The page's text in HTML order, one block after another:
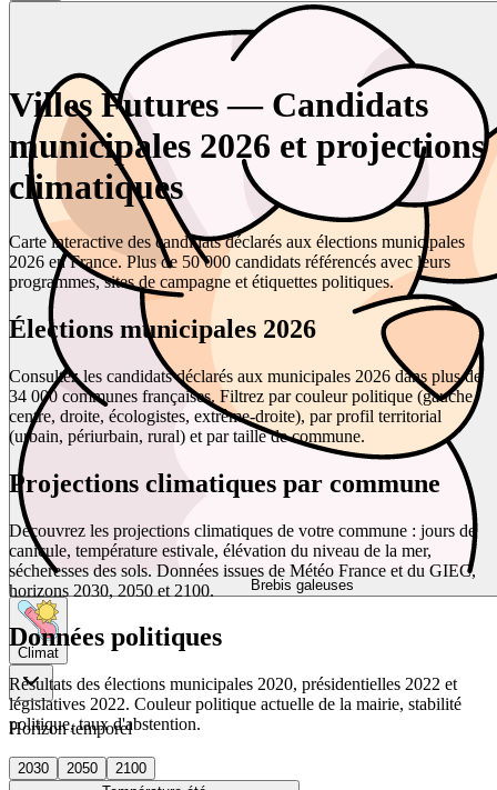
Brebis galeuses
Climat
Horizon temporel
2030 2050
2100
Villes Futures — Candidats
municipales 2026 et projections
climatiques
Carte interactive des candidats déclarés aux élections municipales
2026 en France. Plus de 50 000 candidats référencés avec leurs
programmes, sites de campagne et étiquettes politiques.
Élections municipales 2026
Consultez les candidats déclarés aux municipales 2026 dans plus de
34 000 communes françaises. Filtrez par couleur politique (gauche,
centre, droite, écologistes, extrême-droite), par profil territorial
(urbain, périurbain, rural) et par taille de commune.
Projections climatiques par commune
Découvrez les projections climatiques de votre commune : jours de
canicule, température estivale, élévation du niveau de la mer,
sécheresses des sols. Données issues de Météo France et du GIEC,
horizons 2030, 2050 et 2100.
Données politiques
Résultats des élections municipales 2020, présidentielles 2022 et
législatives 2022. Couleur politique actuelle de la mairie, stabilité
politique, taux d'abstention.